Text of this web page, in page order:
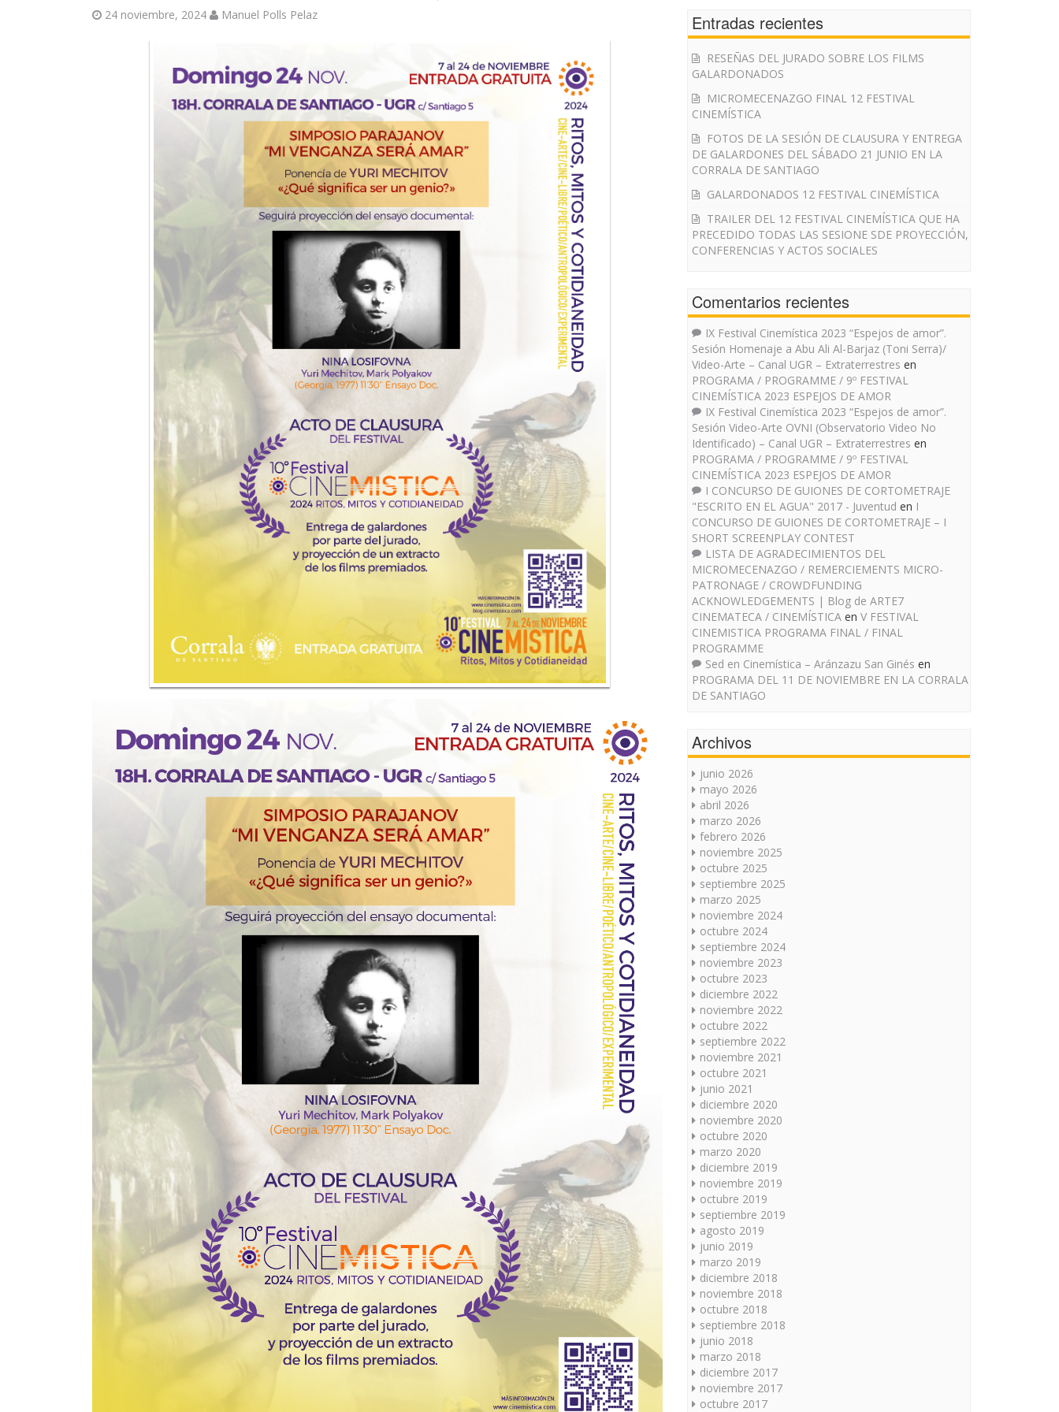
24 noviembre, 2024 Manuel Polls Pelaz Entradas recientes
RESEÑAS DEL JURADO SOBRE LOS FILMS
GALARDONADOS
MICROMECENAZGO FINAL 12 FESTIVAL
CINEMÍSTICA
FOTOS DE LA SESIÓN DE CLAUSURA Y ENTREGA
DE GALARDONES DEL SÁBADO 21 JUNIO EN LA
CORRALA DE SANTIAGO
GALARDONADOS 12 FESTIVAL CINEMÍSTICA
TRAILER DEL 12 FESTIVAL CINEMÍSTICA QUE HA
PRECEDIDO TODAS LAS SESIONE SDE PROYECCIÓN,
CONFERENCIAS Y ACTOS SOCIALES
Comentarios recientes
IX Festival Cinemística 2023 “Espejos de amor”.
Sesión Homenaje a Abu Ali Al-Barjaz (Toni Serra)/
Video-Arte – Canal UGR – Extraterrestres en
PROGRAMA / PROGRAMME / 9º FESTIVAL
CINEMÍSTICA 2023 ESPEJOS DE AMOR
IX Festival Cinemística 2023 “Espejos de amor”.
Sesión Video-Arte OVNI (Observatorio Video No
Identificado) – Canal UGR – Extraterrestres en
PROGRAMA / PROGRAMME / 9º FESTIVAL
CINEMÍSTICA 2023 ESPEJOS DE AMOR
I CONCURSO DE GUIONES DE CORTOMETRAJE
"ESCRITO EN EL AGUA" 2017 - Juventud en I
CONCURSO DE GUIONES DE CORTOMETRAJE – I
SHORT SCREENPLAY CONTEST
LISTA DE AGRADECIMIENTOS DEL
MICROMECENAZGO / REMERCIEMENTS MICRO-
PATRONAGE / CROWDFUNDING
ACKNOWLEDGEMENTS | Blog de ARTE7
CINEMATECA / CINEMÍSTICA en V FESTIVAL
CINEMISTICA PROGRAMA FINAL / FINAL
PROGRAMME
Sed en Cinemística – Aránzazu San Ginés en
PROGRAMA DEL 11 DE NOVIEMBRE EN LA CORRALA
DE SANTIAGO
Archivos
junio 2026
mayo 2026
abril 2026
marzo 2026
febrero 2026
noviembre 2025
octubre 2025
septiembre 2025
marzo 2025
noviembre 2024
octubre 2024
septiembre 2024
noviembre 2023
octubre 2023
diciembre 2022
noviembre 2022
octubre 2022
septiembre 2022
noviembre 2021
octubre 2021
junio 2021
diciembre 2020
noviembre 2020
octubre 2020
marzo 2020
diciembre 2019
noviembre 2019
octubre 2019
septiembre 2019
agosto 2019
junio 2019
marzo 2019
diciembre 2018
noviembre 2018
octubre 2018
septiembre 2018
junio 2018
marzo 2018
diciembre 2017
noviembre 2017
octubre 2017